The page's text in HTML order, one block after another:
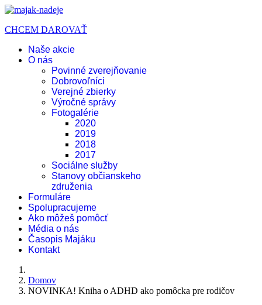
CHCEM DAROVAŤ
Naše akcie
O nás
Povinné zverejňovanie
Dobrovoľníci
Verejné zbierky
Výročné správy
Fotogalérie
2020
2019
2018
2017
Sociálne služby
Stanovy občianskeho
združenia
Formuláre
Spolupracujeme
Ako môžeš pomôcť
Média o nás
Časopis Majáku
Kontakt
Domov
NOVINKA! Kniha o ADHD ako pomôcka pre rodičov